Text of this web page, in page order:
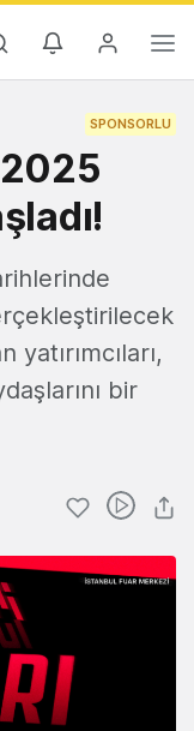
SPONSORLU
bir